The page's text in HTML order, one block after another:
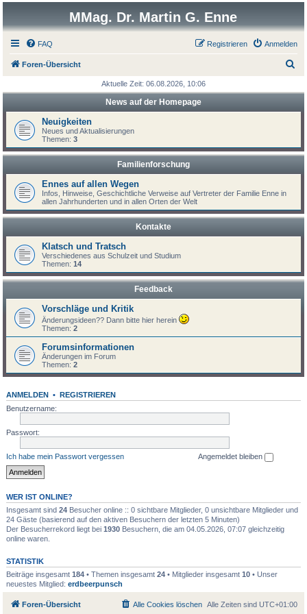
MMag. Dr. Martin G. Enne
FAQ Anmelden
Registrieren
Foren-Übersicht
c
h
Aktuelle Zeit: 06.08.2026, 10:06
News auf der Homepage
Neuigkeiten
Neues und Aktualisierungen
Themen:3
Familienforschung
Ennes auf allen Wegen
Infos, Hinweise, Geschichtliche Verweise auf Vertreter der Familie Enne in
allen Jahrhunderten und in allen Orten der Welt
Kontakte
Klatsch und Tratsch
Verschiedenes aus Schulzeit und Studium
Themen:14
Feedback
Vorschläge und Kritik
Änderungsideen?? Dann bitte hier herein
Themen:2
Forumsinformationen
Änderungen im Forum
Themen:2
ANMELDEN •REGISTRIEREN
Benutzername:
Passwort:
Ich habe mein Passwort vergessen Angemeldet bleiben
WER IST ONLINE?
Insgesamt sind24 Besucher online :: 0 sichtbare Mitglieder, 0 unsichtbare Mitglieder und
24 Gäste (basierend auf den aktiven Besuchern der letzten 5 Minuten)
Der Besucherrekord liegt bei1930 Besuchern, die am 04.05.2026, 07:07 gleichzeitig
online waren.
STATISTIK
Beiträge insgesamt184 • Themen insgesamt24 • Mitglieder insgesamt10 • Unser
neuestes Mitglied:erdbeerpunsch
Foren-Übersicht Alle Zeiten sind UTC+01:00
Alle Cookies löschen